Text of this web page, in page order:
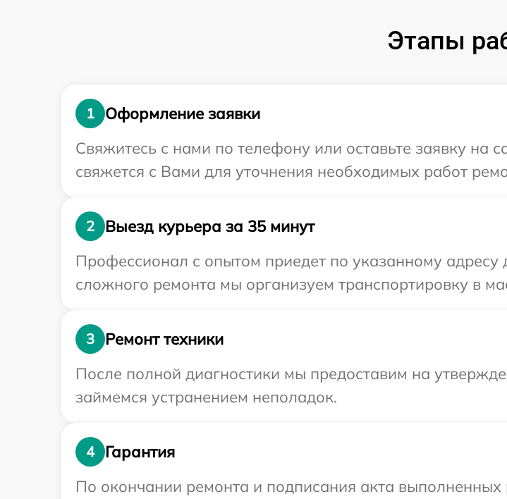
Этапы
1
Оформление заявки
Свяжитесь с нами по телефону или оставьте заявку на
свяжется с Вами для уточнения необходимых работ
2
Выезд курьера за 35 минут
Профессионал с опытом приедет по указанному адресу
сложного ремонта мы организуем транспортировку в
3
Ремонт техники
После полной диагностики мы предоставим на
займемся устранением неполадок.
4
Гарантия
По окончании ремонта и подписания акта